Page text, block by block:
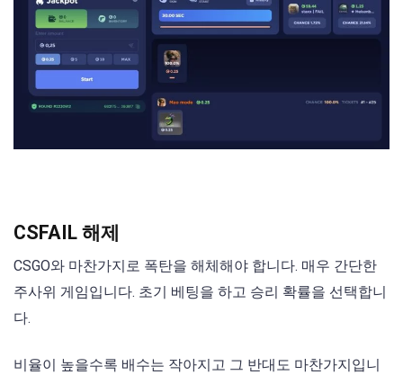
CSFAIL 해제
CSGO와 마찬가지로 폭탄을 해체해야 합니다. 매우 간단한
주사위 게임입니다. 초기 베팅을 하고 승리 확률을 선택합니
다.
비율이 높을수록 배수는 작아지고 그 반대도 마찬가지입니